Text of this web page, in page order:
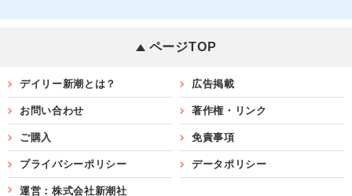
ページTOP
デイリー新潮とは？ 広告掲載
お問い合わせ 著作権・リンク
ご購入 免責事項
プライバシーポリシー データポリシー
運営：株式会社新潮社